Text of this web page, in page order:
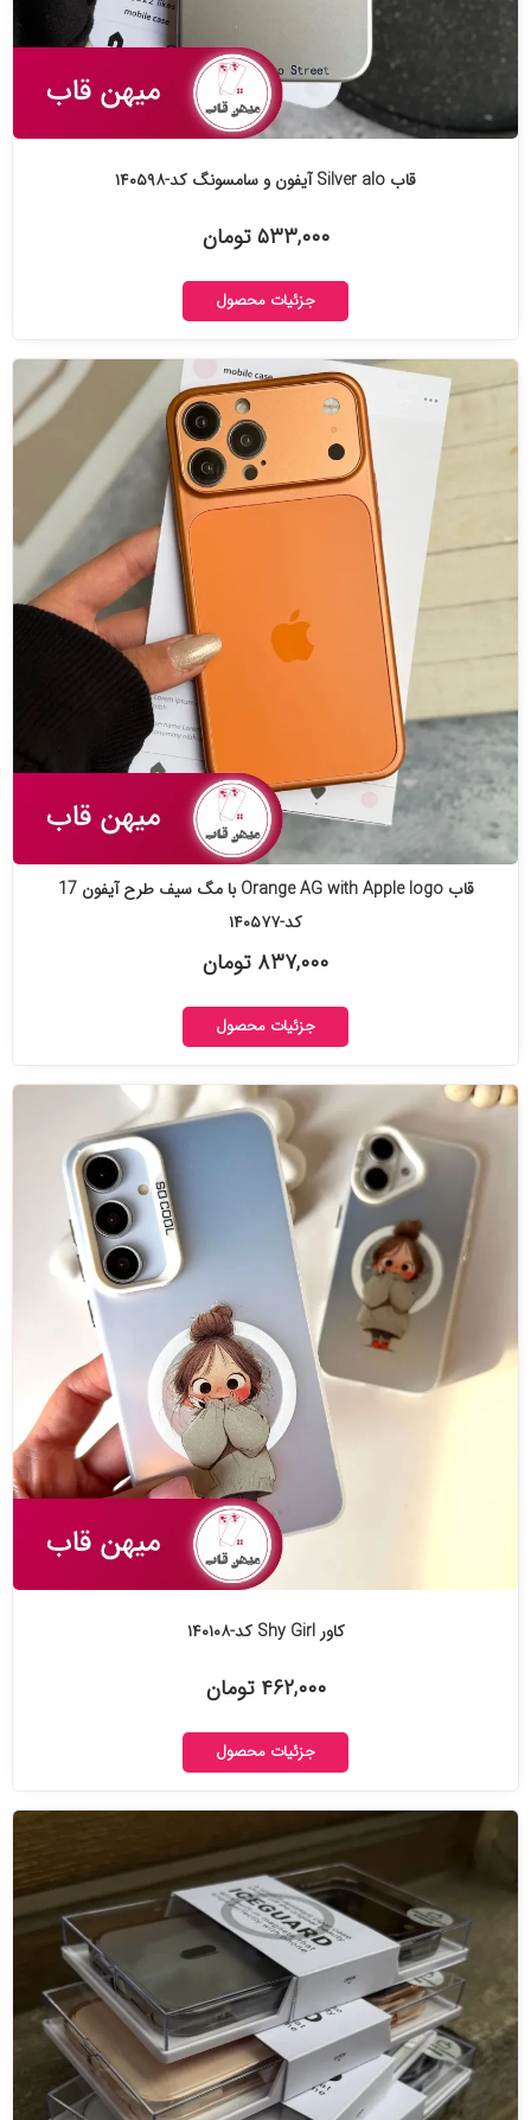
قاب Silver alo آیفون و سامسونگ کد-۱۴۰۵۹۸
۵۳۳,۰۰۰ تومان
جزئیات محصول
قاب Orange AG with Apple logo با مگ سیف طرح آیفون 17
کد-۱۴۰۵۷۷
۸۳۷,۰۰۰ تومان
جزئیات محصول
کاور Shy Girl کد-۱۴۰۱۰۸
۴۶۲,۰۰۰ تومان
جزئیات محصول